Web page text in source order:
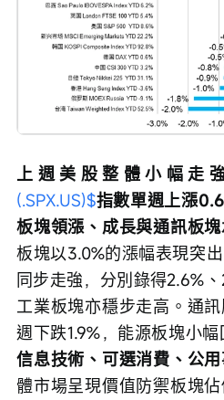
上週美股整體小幅走
(.SPX.US)$指數單週上漲
板塊領漲、成長與通訊板
板塊以3.0%的漲幅表現突
同步走強，分別錄得2.6%
工業板塊亦穩步走高。通
週下跌1.9%，能源板塊小
信息技術、可選消費、公
體市場呈現價值防禦板塊